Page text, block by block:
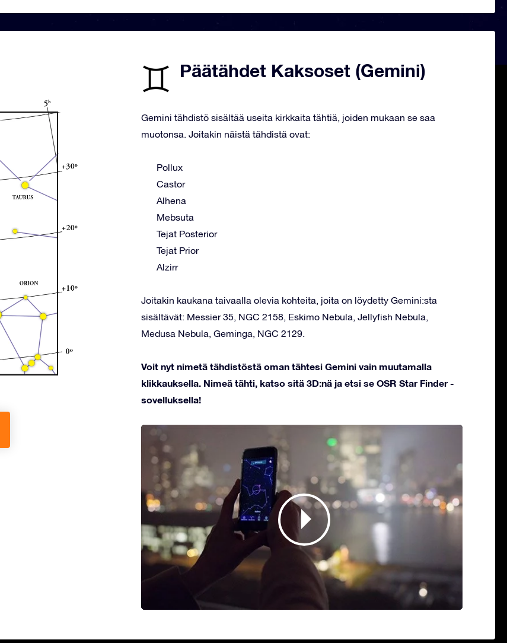
Päätähdet Kaksoset (Gemini)
Gemini tähdistö sisältää useita kirkkaita tähtiä, joiden mukaan se saa
muotonsa. Joitakin näistä tähdistä ovat:
Pollux
Castor
Alhena
Mebsuta
Tejat Posterior
Tejat Prior
Alzirr
Joitakin kaukana taivaalla olevia kohteita, joita on löydetty Gemini:sta
sisältävät: Messier 35, NGC 2158, Eskimo Nebula, Jellyfish Nebula,
Medusa Nebula, Geminga, NGC 2129.
Voit nyt nimetä tähdistöstä oman tähtesi Gemini vain muutamalla
klikkauksella. Nimeä tähti, katso sitä 3D:nä ja etsi se OSR Star Finder -
sovelluksella!